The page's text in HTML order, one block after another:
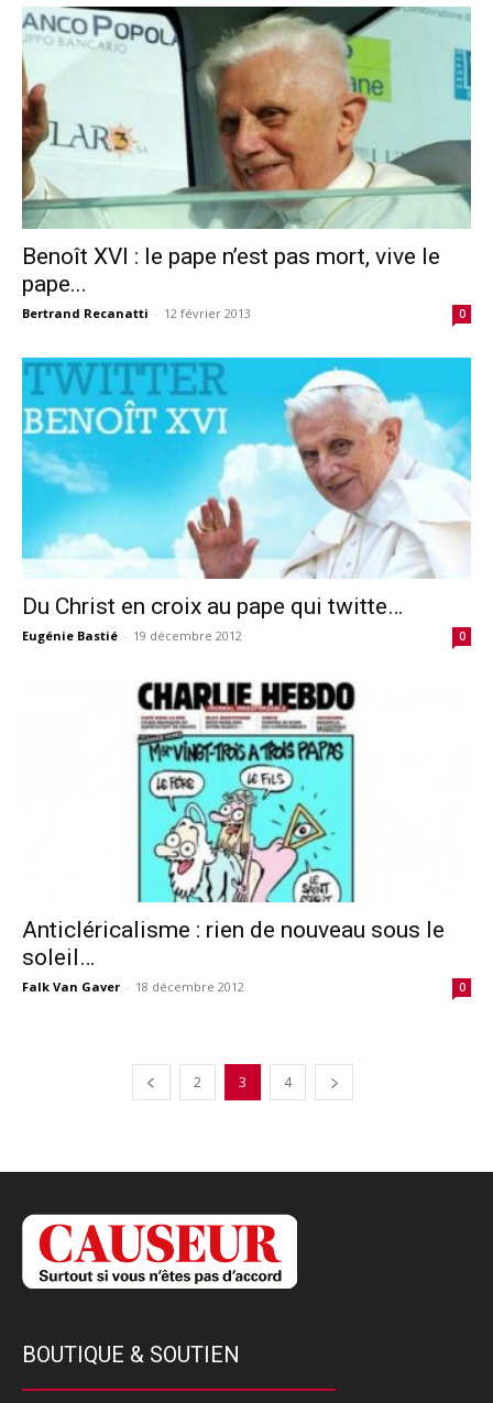
Benoît XVI : le pape n’est pas mort, vive le
pape...
Bertrand Recanatti - 12 février 2013 0
Du Christ en croix au pape qui twitte…
Eugénie Bastié - 19 décembre 2012 0
Anticléricalisme : rien de nouveau sous le
soleil…
Falk Van Gaver - 18 décembre 2012 0
2 3 4
BOUTIQUE & SOUTIEN